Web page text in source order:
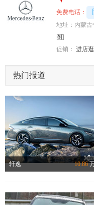
免费电话：
地址： 内蒙
图]
促销： 进店
热门报道
轩逸 10.86